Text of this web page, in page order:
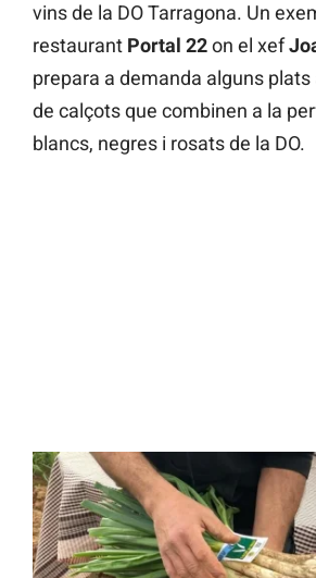
vins de la DO Tarragona. Un
restaurant Portal 22on el xef
prepara a demanda alguns
de calçots que combinen a la
blancs, negres i rosats de la DO.